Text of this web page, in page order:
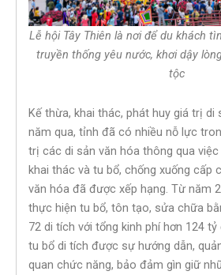
Lễ hội Tây Thiên là nơi để du khách
truyền thống yêu nước, khơi dậy
tộc
Kế thừa, khai thác, phát huy giá trị di
năm qua, tỉnh đã có nhiều nỗ lực
trị các di sản văn hóa thông qua
khai thác và tu bổ, chống xuống cấp
văn hóa đã được xếp hạng. Từ năm
thực hiện tu bổ, tôn tạo, sửa chữa
72 di tích với tổng kinh phí hơn 124
tu bổ di tích được sự hướng dẫn,
quan chức năng, bảo đảm gìn giữ